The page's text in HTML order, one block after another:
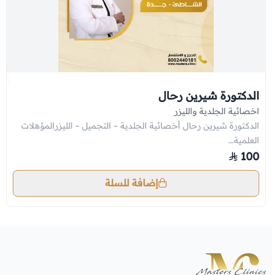
الدكتورة شيرين رحال
اخصائية الجلدية والليزر
الدكتورة شيرين رحال أخصائية الجلدية – التجميل – الليزرالمؤهلات
العلمية...
100
إضافة للسلة